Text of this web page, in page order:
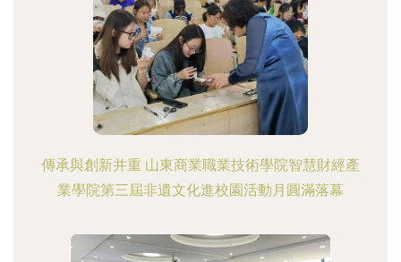
傳承與創新并重 山東商業職業技術學院智慧財經產
業學院第三屆非遺文化進校園活動月圓滿落幕